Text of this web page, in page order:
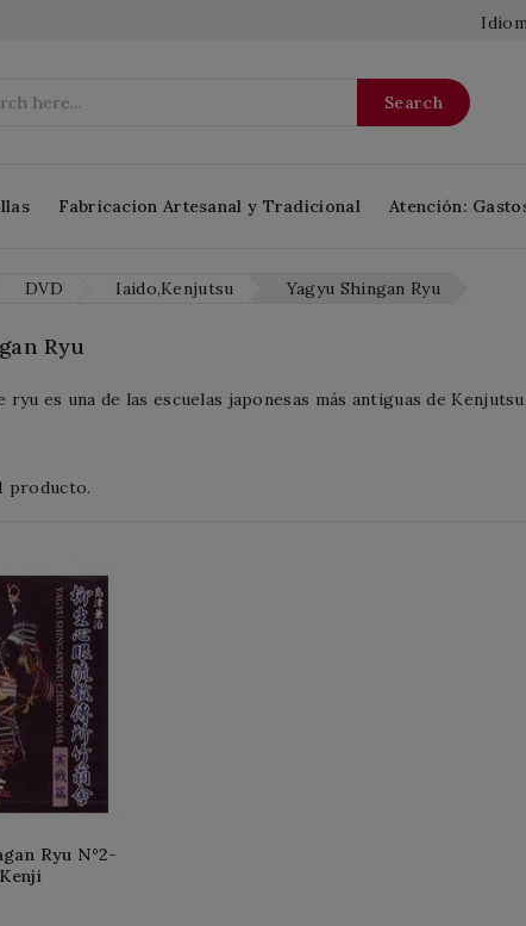
Search
Fabricacion Artesanal y Tradicional Atención:
DVD Iaido,Kenjutsu Yagyu Shingan Ryu
Ryu
ryu es una de las escuelas japonesas más antiguas de
producto.
Ryu N°2-